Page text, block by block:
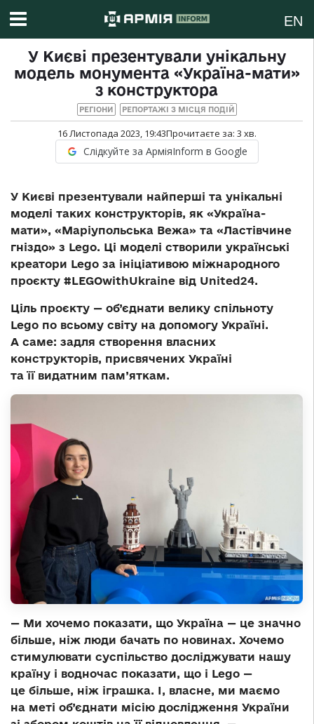
EN
У Києві презентували унікальну
модель монумента «Україна-мати»
з конструктора
РЕГІОНИ РЕПОРТАЖІ З МІСЦЯ ПОДІЙ
16 Листопада 2023, 19:43Прочитаєте за: 3 хв.
Слідкуйте за АрміяInform в Google
У Києві презентували найперші та унікальні
моделі таких конструкторів, як «Україна-
мати», «Маріупольська Вежа» та «Ластівчине
гніздо» з Lego. Ці моделі створили українські
креатори Lego за ініціативою міжнародного
проєкту #LEGOwithUkraine від United24.
Ціль проєкту — об’єднати велику спільноту
Lego по всьому світу на допомогу Україні.
А саме: задля створення власних
конструкторів, присвячених Україні
та її видатним пам’яткам.
— Ми хочемо показати, що Україна — це значно
більше, ніж люди бачать по новинах. Хочемо
стимулювати суспільство досліджувати нашу
країну і водночас показати, що і Lego —
це більше, ніж іграшка. І, власне, ми маємо
на меті об’єднати місію дослідження України